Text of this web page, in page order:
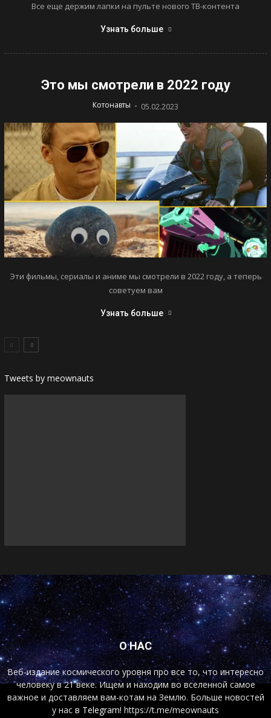
Все еще держим лапки на пульте нового ТВ-контента
Узнать больше
Это мы смотрели в 2022 году
Котонавты - 05.02.2023
Эти фильмы, сериалы и аниме мы смотрели в 2022 году, а теперь
советуем вам
Узнать больше
Tweets by meownauts
О НАС
Веб-издание космического уровня про все то, что интересно
человеку в 21 веке. Ищем и находим во вселенной самое
важное и доставляем вам-котам на Землю. Больше новостей
у нас в Telegram! https://t.me/meownauts